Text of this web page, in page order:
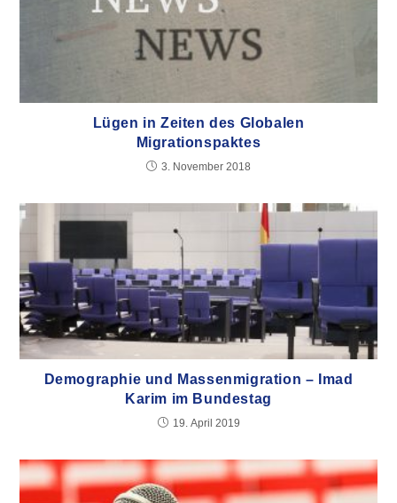
Lügen in Zeiten des Globalen
Migrationspaktes
3. November 2018
Demographie und Massenmigration – Imad
Karim im Bundestag
19. April 2019